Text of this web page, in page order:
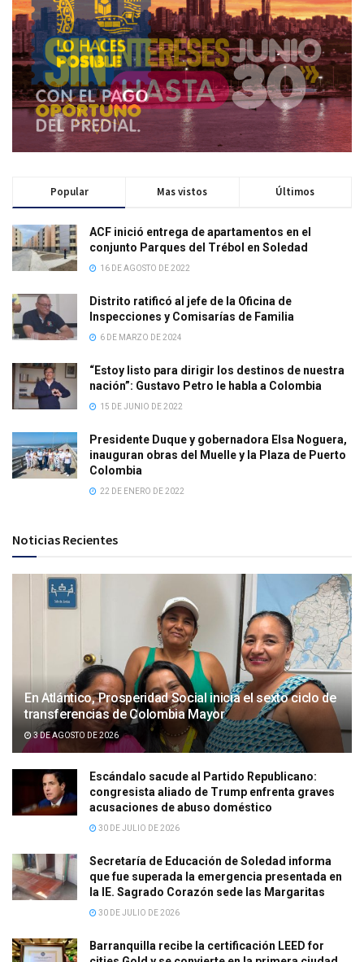
Popular Mas vistos Últimos
ACF inició entrega de apartamentos en el
conjunto Parques del Trébol en Soledad
16 DE AGOSTO DE 2022
Distrito ratificó al jefe de la Oficina de
Inspecciones y Comisarías de Familia
6 DE MARZO DE 2024
“Estoy listo para dirigir los destinos de nuestra
nación”: Gustavo Petro le habla a Colombia
15 DE JUNIO DE 2022
Presidente Duque y gobernadora Elsa Noguera,
inauguran obras del Muelle y la Plaza de Puerto
Colombia
22 DE ENERO DE 2022
Noticias Recientes
En Atlántico, Prosperidad Social inicia el sexto ciclo de
transferencias de Colombia Mayor
3 DE AGOSTO DE 2026
Escándalo sacude al Partido Republicano:
congresista aliado de Trump enfrenta graves
acusaciones de abuso doméstico
30 DE JULIO DE 2026
Secretaría de Educación de Soledad informa
que fue superada la emergencia presentada en
la IE. Sagrado Corazón sede las Margaritas
30 DE JULIO DE 2026
Barranquilla recibe la certificación LEED for